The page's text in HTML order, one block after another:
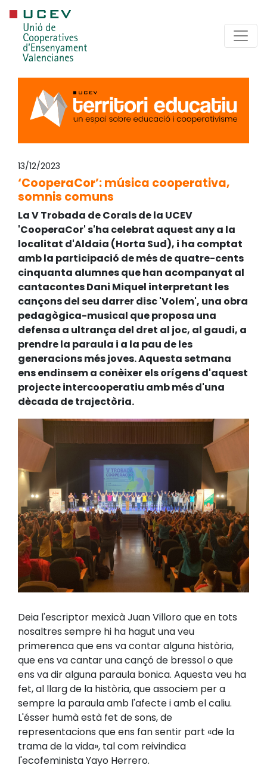
13/12/2023
‘CooperaCor’: música cooperativa,
somnis comuns
La V Trobada de Corals de la UCEV
'CooperaCor' s'ha celebrat aquest any a la
localitat d'Aldaia (Horta Sud), i ha comptat
amb la participació de més de quatre-cents
cinquanta alumnes que han acompanyat al
cantacontes Dani Miquel interpretant les
cançons del seu darrer disc 'Volem', una obra
pedagògica-musical que proposa una
defensa a ultrança del dret al joc, al gaudi, a
prendre la paraula i a la pau de les
generacions més joves. Aquesta setmana
ens endinsem a conèixer els orígens d'aquest
projecte intercooperatiu amb més d'una
dècada de trajectòria.
Deia l'escriptor mexicà Juan Villoro que en tots
nosaltres sempre hi ha hagut una veu
primerenca que ens va contar alguna història,
que ens va cantar una cançó de bressol o que
ens va dir alguna paraula bonica. Aquesta veu ha
fet, al llarg de la història, que associem per a
sempre la paraula amb l'afecte i amb el caliu.
L'ésser humà està fet de sons, de
representacions que ens fan sentir part «de la
trama de la vida», tal com reivindica
l'ecofeminista Yayo Herrero.